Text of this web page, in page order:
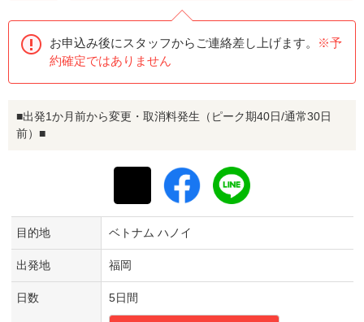
お申込み後にスタッフからご連絡差し上げます。
※予
約確定ではありません
■出発1か月前から変更・取消料発生（ピーク期40日/通常30日
前）■
目的地 ベトナム ハノイ
出発地 福岡
日数 5日間